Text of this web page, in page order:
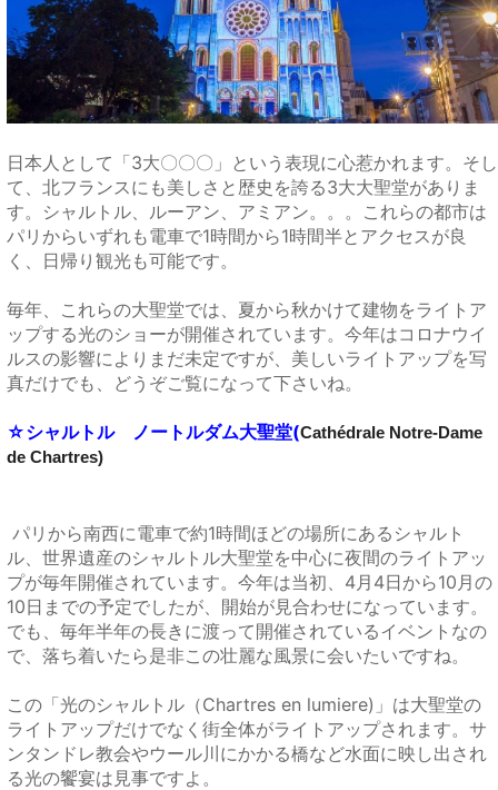
日本人として「3大〇〇〇」という表現に心惹かれます。そし
て、北フランスにも美しさと歴史を誇る3大大聖堂がありま
す。シャルトル、ルーアン、アミアン。。。これらの都市は
パリからいずれも電車で1時間から1時間半とアクセスが良
く、日帰り観光も可能です。
毎年、これらの大聖堂では、夏から秋かけて建物をライトア
ップする光のショーが開催されています。今年はコロナウイ
ルスの影響によりまだ未定ですが、美しいライトアップを写
真だけでも、どうぞご覧になって下さいね。
☆シャルトル ノートルダム大聖堂(Cathédrale Notre-Dame
de Chartres)
パリから南西に電車で約1時間ほどの場所にあるシャルト
ル、世界遺産のシャルトル大聖堂を中心に夜間のライトアッ
プが毎年開催されています。今年は当初、4月4日から10月の
10日までの予定でしたが、開始が見合わせになっています。
でも、毎年半年の長きに渡って開催されているイベントなの
で、落ち着いたら是非この壮麗な風景に会いたいですね。
この「光のシャルトル（Chartres en lumiere)」は大聖堂の
ライトアップだけでなく街全体がライトアップされます。サ
ンタンドレ教会やウール川にかかる橋など水面に映し出され
る光の饗宴は見事ですよ。